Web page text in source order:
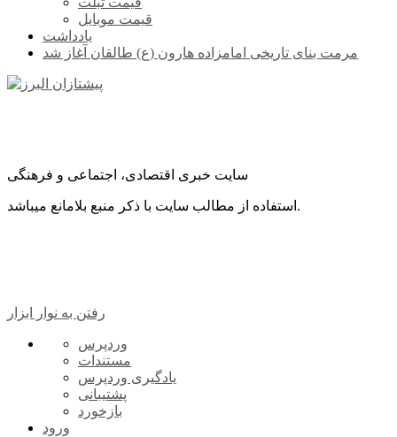
قیمت موبایل
یادداشت
مرمت بنای تاریخی امامزاده هارون (ع) طالقان آغاز شد
سایت خبری اقتصادی، اجتماعی و فرهنگی
استفاده از مطالب سایت با ذکر منبع بلامانع میباشد.
رفتن به نوار ابزار
درباره
وردپرس
وردپرس
مستندات
یادگیری وردپرس
پشتیبانی
بازخورد
ورود